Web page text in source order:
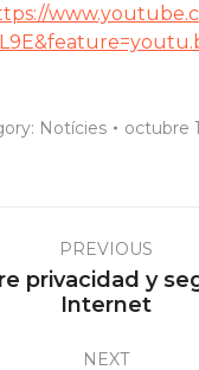
Notícies octubre
PREVIOUS
Previous
post:
privacidad y
Internet
NEXT